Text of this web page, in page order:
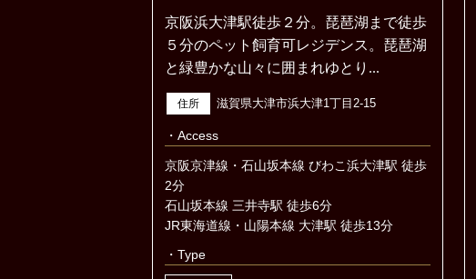
京阪浜大津駅徒歩２分。琵琶湖まで徒歩
５分のペット飼育可レジデンス。琵琶湖
と緑豊かな山々に囲まれゆとり...
住所 滋賀県大津市浜大津1丁目2-15
・Access
京阪京津線・石山坂本線 びわこ浜大津駅 徒歩
2分
石山坂本線 三井寺駅 徒歩6分
JR東海道線・山陽本線 大津駅 徒歩13分
・Type